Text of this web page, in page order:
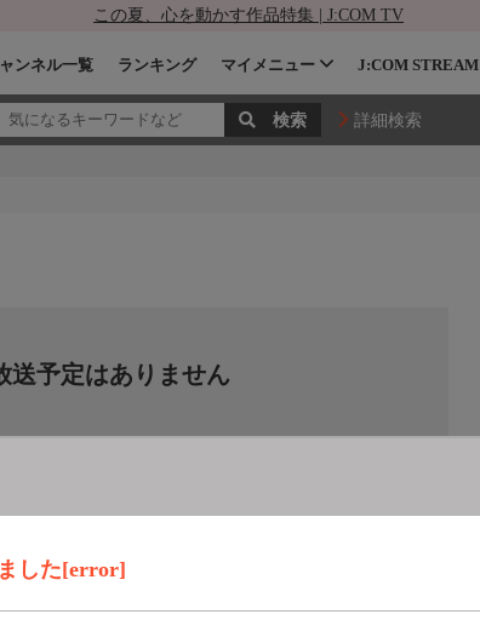
この夏、心を動かす作品特集 | J:COM TV
ンネル一覧 ランキング マイメニュー J:COM STREAM
詳細検索
した[error]
送予定はありません